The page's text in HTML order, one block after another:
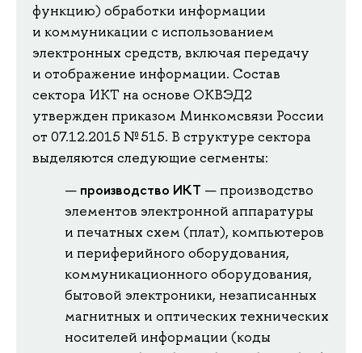
функцию) обработки информации
и коммуникации с использованием
электронных средств, включая передачу
и отображение информации. Состав
сектора ИКТ на основе ОКВЭД2
утвержден приказом Минкомсвязи России
от 07.12.2015 № 515. В структуре сектора
выделяются следующие сегменты:
производство ИКТ — производство
элементов электронной аппаратуры
и печатных схем (плат), компьютеров
и периферийного оборудования,
коммуникационного оборудования,
бытовой электроники, незаписанных
магнитных и оптических технических
носителей информации (коды